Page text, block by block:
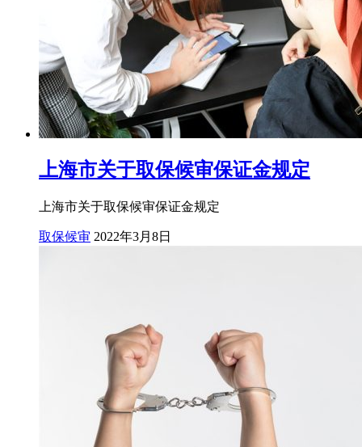
上海市关于取保候审保证金规定
上海市关于取保候审保证金规定
取保候审 2022年3月8日